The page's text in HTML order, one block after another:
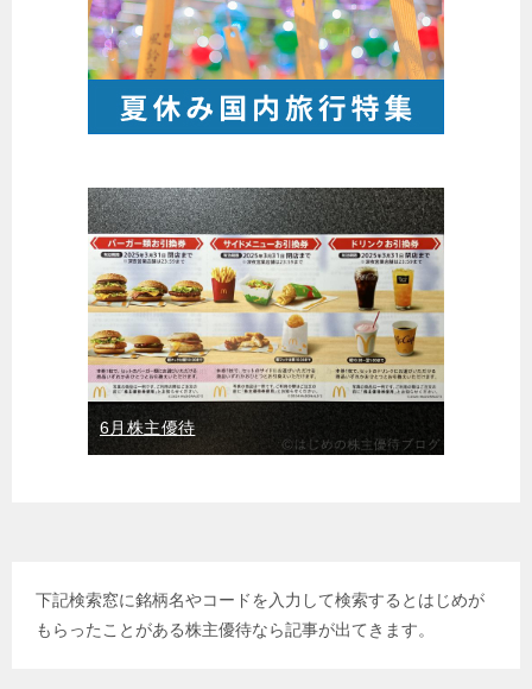
6月株主優待
下記検索窓に銘柄名やコードを入力して検索するとはじめが
もらったことがある株主優待なら記事が出てきます。